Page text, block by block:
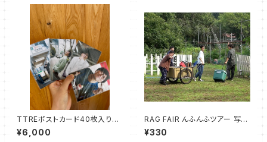
TTREポストカード40枚入り完
全セット
¥6,000
RAG FAIR んふんふツアー 写真
撮影ムービー 03
¥330